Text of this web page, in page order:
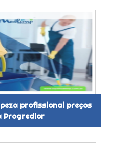
profissional preços
Progredior